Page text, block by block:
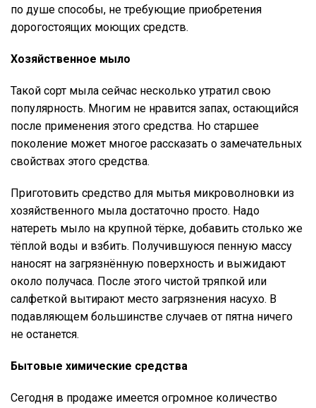
по душе способы, не требующие приобретения
дорогостоящих моющих средств.
Хозяйственное мыло
Такой сорт мыла сейчас несколько утратил свою
популярность. Многим не нравится запах, остающийся
после применения этого средства. Но старшее
поколение может многое рассказать о замечательных
свойствах этого средства.
Приготовить средство для мытья микроволновки из
хозяйственного мыла достаточно просто. Надо
натереть мыло на крупной тёрке, добавить столько же
тёплой воды и взбить. Получившуюся пенную массу
наносят на загрязнённую поверхность и выжидают
около получаса. После этого чистой тряпкой или
салфеткой вытирают место загрязнения насухо. В
подавляющем большинстве случаев от пятна ничего
не останется.
Бытовые химические средства
Сегодня в продаже имеется огромное количество